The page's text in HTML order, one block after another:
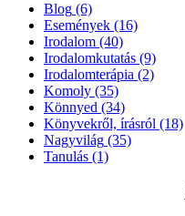
Blog (6)
Események (16)
Irodalom (40)
Irodalomkutatás (9)
Irodalomterápia (2)
Komoly (35)
Könnyed (34)
Könyvekről, írásról (18)
Nagyvilág (35)
Tanulás (1)